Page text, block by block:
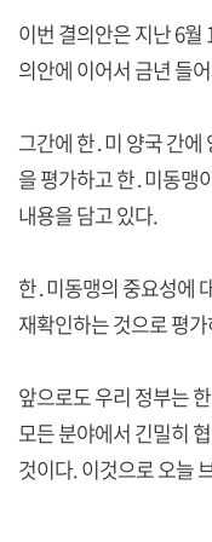
이번 결의안은 지난 6월
의안에 이어서 금년 들
그간에 한․미 양국 간에
을 평가하고 한․미동맹
내용을 담고 있다.
한․미동맹의 중요성에
재확인하는 것으로 평
앞으로도 우리 정부는
모든 분야에서 긴밀히
것이다. 이것으로 오늘